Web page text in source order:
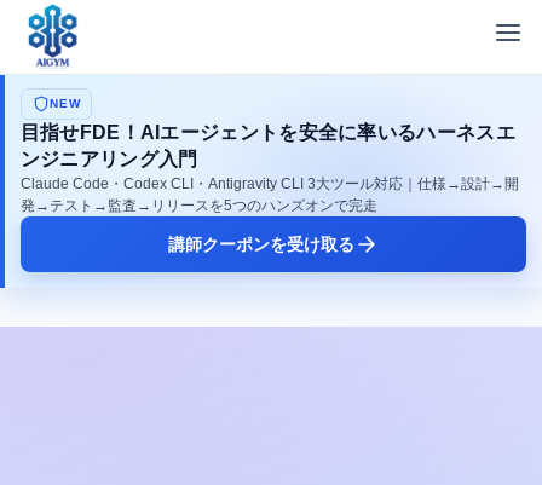
NEW
目指せFDE！AIエージェントを安全に率いるハーネスエ
ンジニアリング入門
Claude Code・Codex CLI・Antigravity CLI 3大ツール対応｜仕様→設計→開
発→テスト→監査→リリースを5つのハンズオンで完走
講師クーポンを受け取る